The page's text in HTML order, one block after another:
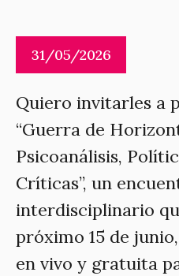
31/05/2026
Quiero invitarles a
“Guerra de
Psicoanálisis,
Críticas”, un
interdisciplinario
próximo 15 de
en vivo y gratuita